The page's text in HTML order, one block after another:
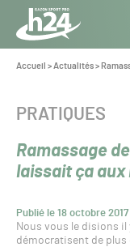
Panneau de gestion des
Aller au contenu
Toute
l’info
Pro
Vous
Accueil >Actualités>
Ramassage
laissait ça aux
Publié le 18 octobre
CATÉGORIE :
PRATIQUES
Nous vous le disions
démocratisent de plus